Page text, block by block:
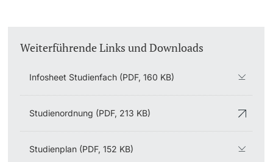
Weiterführende Links und Downloads
Infosheet Studienfach (PDF, 160 KB)
Studienordnung (PDF, 213 KB)
Studienplan (PDF, 152 KB)